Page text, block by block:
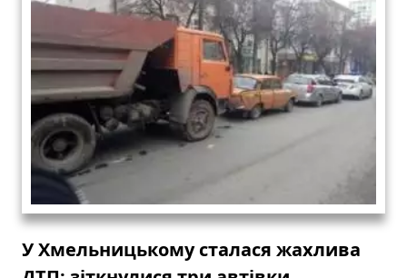
У Хмельницькому сталася жахлива